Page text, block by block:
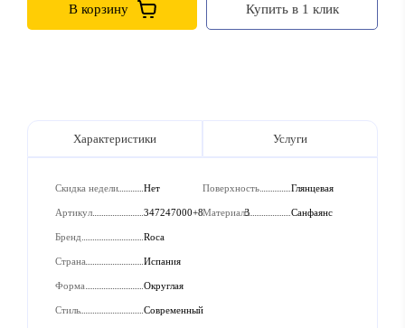
В корзину Купить в 1 клик
Характеристики Услуги
Скидка недели Нет
Артикул 347247000+8012A000B
Бренд Roca
Страна Испания
Форма Округлая
Стиль Современный
Поверхность Глянцевая
Материал Санфаянс